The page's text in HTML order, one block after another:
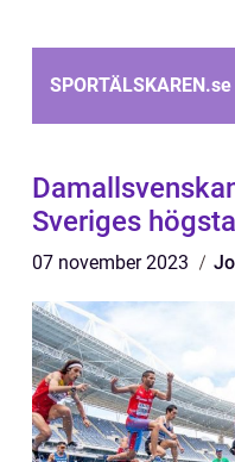
SPORTÄLSKAREN.se
Sveriges
07 november 2023